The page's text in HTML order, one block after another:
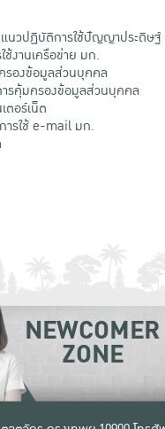
แนวปฏิบัติการใช้ปัญญาประดิษฐ์
ช้งานเครือข่าย มก.
รองข้อมูลส่วนบุคคล
รคุ้มครองข้อมูลส่วนบุคคล
ตอร์เน็ต
ารใช้ e-mail มก.
NEWCOMER
ZONE